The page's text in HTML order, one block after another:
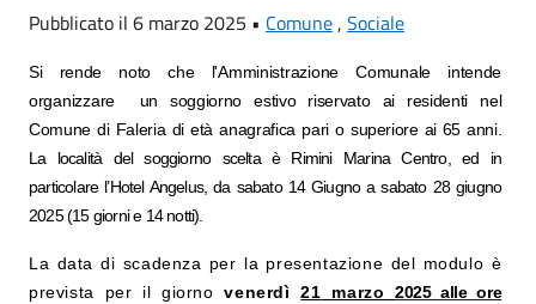
Pubblicato il 6 marzo 2025 • Comune, Sociale
Si rende noto che l'Amministrazione Comunale intende
organizzare un soggiorno estivo riservato ai residenti nel
Comune di Faleria di età anagrafica pari o superiore ai 65 anni.
La località del soggiorno scelta è Rimini Marina Centro, ed in
particolare l’Hotel Angelus,da sabato 14 Giugno a sabato 28 giugno
2025 (15 giorni e 14 notti).
La data di scadenza per la presentazione del modulo è
prevista per il giornovenerdì21 marzo2025 alle ore